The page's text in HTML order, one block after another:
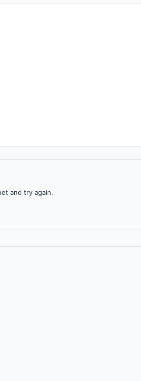
and try again.